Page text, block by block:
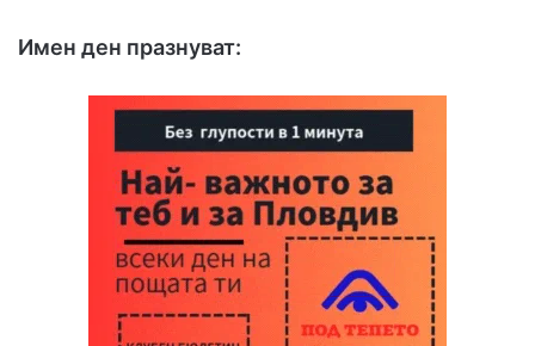
Имен ден празнуват: